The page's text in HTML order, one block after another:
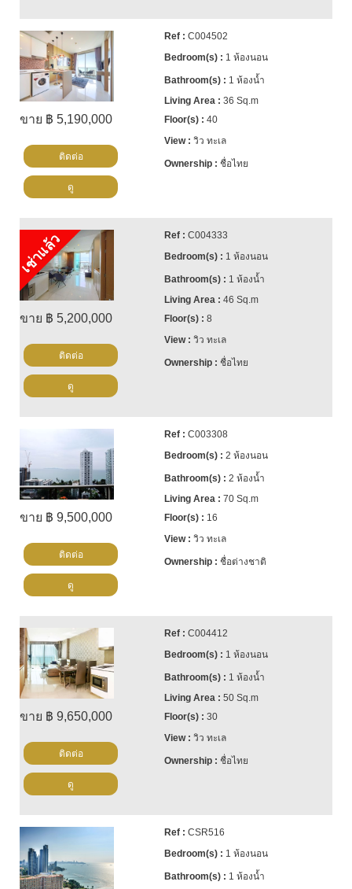
ขาย ฿ 5,190,000
C004502
1 ห้องนอน
1 ห้องน้ำ
36 Sq.m
40
วิว ทะเล
ชื่อไทย
ติดต่อ
ดู
เช่าแล้ว
ขาย ฿ 5,200,000
C004333
1 ห้องนอน
1 ห้องน้ำ
46 Sq.m
8
วิว ทะเล
ชื่อไทย
ติดต่อ
ดู
ขาย ฿ 9,500,000
C003308
2 ห้องนอน
2 ห้องน้ำ
70 Sq.m
16
วิว ทะเล
ชื่อต่างชาติ
ติดต่อ
ดู
ขาย ฿ 9,650,000
C004412
1 ห้องนอน
1 ห้องน้ำ
50 Sq.m
30
วิว ทะเล
ชื่อไทย
ติดต่อ
ดู
CSR516
1 ห้องนอน
1 ห้องน้ำ